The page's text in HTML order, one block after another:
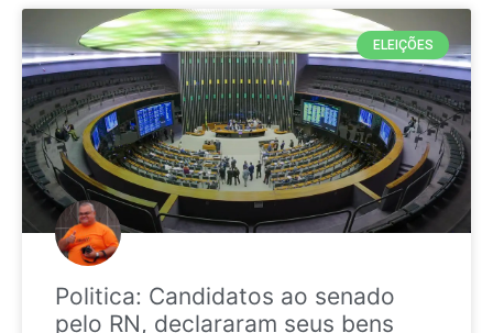
ELEIÇÕES
Politica: Candidatos ao senado
pelo RN, declararam seus bens